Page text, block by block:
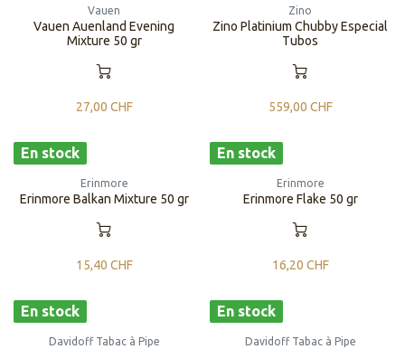
Vauen
Vauen Auenland Evening
Mixture 50 gr
27,00 CHF
Zino
Zino Platinium Chubby Especial
Tubos
559,00 CHF
En stock
Erinmore
Erinmore Balkan Mixture 50 gr
15,40 CHF
En stock
Erinmore
Erinmore Flake 50 gr
16,20 CHF
En stock
Davidoff Tabac à Pipe
En stock
Davidoff Tabac à Pipe